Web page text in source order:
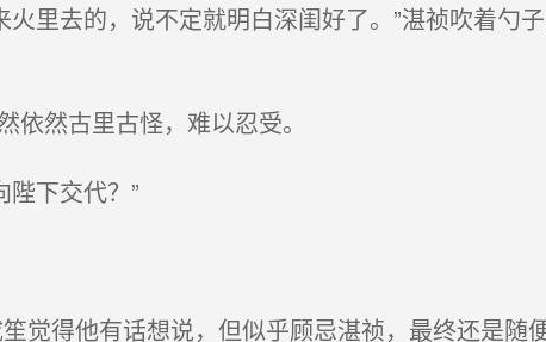
里去的，说不定就明白深闺好了。”湛祯吹着勺
然古里古怪，难以忍受。
下交代？”
觉得他有话想说，但似乎顾忌湛祯，最终还是随